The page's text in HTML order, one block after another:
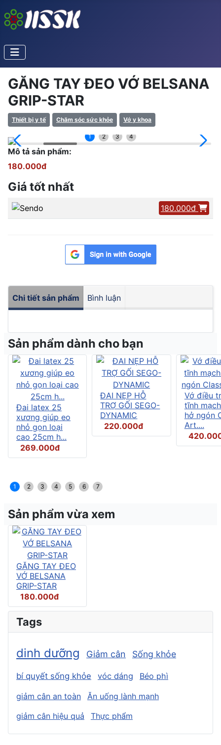
GĂNG TAY ĐEO VỚ BELSANA
GRIP-STAR
Thiết bị y tế Chăm sóc sức khỏe Vớ y khoa
1 2 3 4
Mô tả sản phẩm:
180.000đ
Giá tốt nhất
180.000đ
Chi tiết sản phẩm Bình luận
Sản phẩm dành cho bạn
Đai latex 25
xương giúp eo
nhỏ gọn loại
cao 25cm h...
269.000đ
ĐAI NẸP HỖ
TRỢ GỐI SEGO-
DYNAMIC
220.000đ
Vớ điều
tĩnh
hở ngón
Art....
1 2 3 4 5 6 7
Sản phẩm vừa xem
GĂNG TAY ĐEO
VỚ BELSANA
GRIP-STAR
180.000đ
Tags
dinh dưỡng Giảm cân Sống khỏe
bí quyết sống khỏe vóc dáng Béo phì
giảm cân an toàn
Ăn uống lành mạnh
giảm cân hiệu quả
Thực phẩm